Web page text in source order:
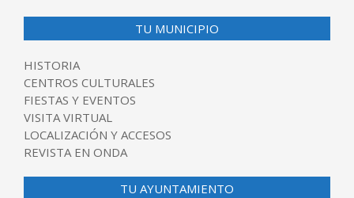
TU MUNICIPIO
HISTORIA
CENTROS CULTURALES
FIESTAS Y EVENTOS
VISITA VIRTUAL
LOCALIZACIÓN Y ACCESOS
REVISTA EN ONDA
TU AYUNTAMIENTO